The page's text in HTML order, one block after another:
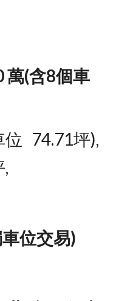
萬(含8個車
74.71坪),
位交易)